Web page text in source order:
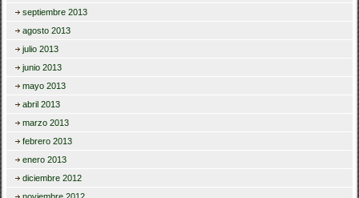
septiembre 2013
agosto 2013
julio 2013
junio 2013
mayo 2013
abril 2013
marzo 2013
febrero 2013
enero 2013
diciembre 2012